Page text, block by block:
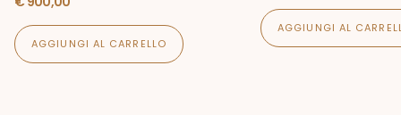
AGGIUNGI AL CARRELLO
AGGIUNGI AL